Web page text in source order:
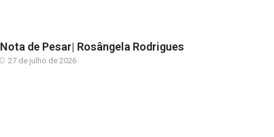
Nota de Pesar| Rosângela Rodrigues
27 de julho de 2026